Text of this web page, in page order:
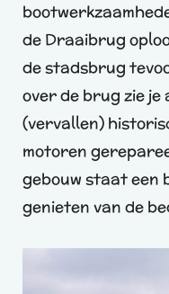
de Draaibrug
de stadsbrug
over de brug zie je
(vervallen)
motoren
gebouw staat een
genieten van de